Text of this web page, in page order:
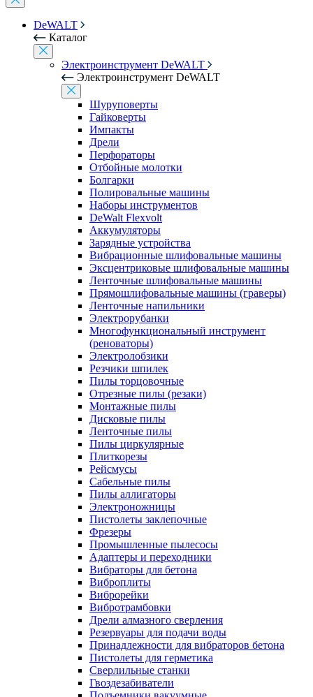
DeWALT
Каталог
Электроинструмент DeWALT
Электроинструмент DeWALT
Шуруповерты
Гайковерты
Импакты
Дрели
Перфораторы
Отбойные молотки
Болгарки
Полировальные машины
Наборы инструментов
DeWalt Flexvolt
Аккумуляторы
Зарядные устройства
Вибрационные шлифовальные машины
Эксцентриковые шлифовальные машины
Ленточные шлифовальные машины
Прямошлифовальные машины (граверы)
Ленточные напильники
Электрорубанки
Многофункциональный инструмент
(реноваторы)
Электролобзики
Резчики шпилек
Пилы торцовочные
Отрезные пилы (резаки)
Монтажные пилы
Дисковые пилы
Ленточные пилы
Пилы циркулярные
Плиткорезы
Рейсмусы
Сабельные пилы
Пилы аллигаторы
Электроножницы
Пистолеты заклепочные
Фрезеры
Промышленные пылесосы
Адаптеры и переходники
Вибраторы для бетона
Виброплиты
Виброрейки
Вибротрамбовки
Дрели алмазного сверления
Резервуары для подачи воды
Принадлежности для вибраторов бетона
Пистолеты для герметика
Сверлильные станки
Гвоздезабиватели